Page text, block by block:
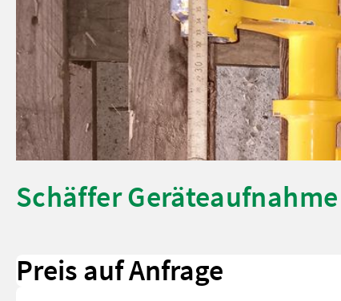
Schäffer Geräteaufnahme
Preis auf Anfrage